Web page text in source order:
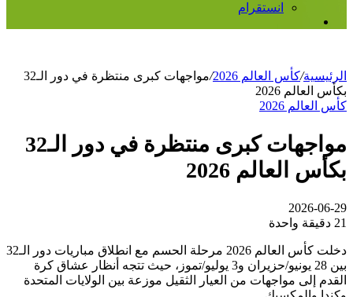
انستقرام
الرئيسية/كأس العالم 2026 /
مواجهات كبرى منتظرة في دور الـ32
بكأس العالم 2026
كأس العالم 2026
مواجهات كبرى منتظرة في دور الـ32
بكأس العالم 2026
2026-06-29
21 دقيقة واحدة
دخلت كأس العالم 2026 مرحلة الحسم مع انطلاق مباريات دور الـ32
بين 28 يونيو/حزيران و3 يوليو/تموز، حيث تتجه أنظار عشاق كرة
القدم إلى مواجهات من العيار الثقيل موزعة بين الولايات المتحدة